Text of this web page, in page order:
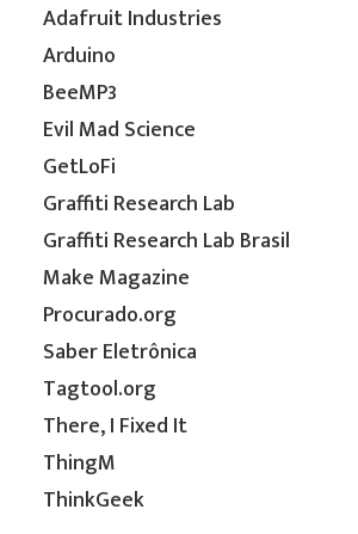
Adafruit Industries
Arduino
BeeMP3
Evil Mad Science
GetLoFi
Graffiti Research Lab
Graffiti Research Lab Brasil
Make Magazine
Procurado.org
Saber Eletrônica
Tagtool.org
There, I Fixed It
ThingM
ThinkGeek